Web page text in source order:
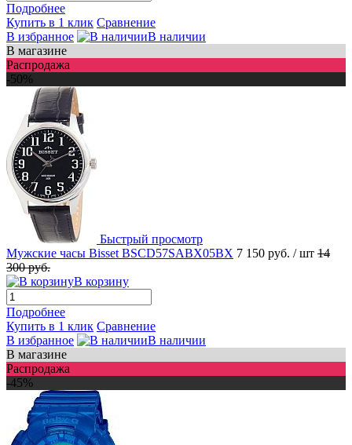
Подробнее
Купить в 1 клик Сравнение
В избранное
В наличии
В магазине
Распродажа
-50%
Быстрый просмотр
Мужские часы Bisset BSCD57SABX05BX 7 150 руб. / шт 14
300 руб.
В корзину
Подробнее
Купить в 1 клик Сравнение
В избранное
В наличии
В магазине
Распродажа
-45%